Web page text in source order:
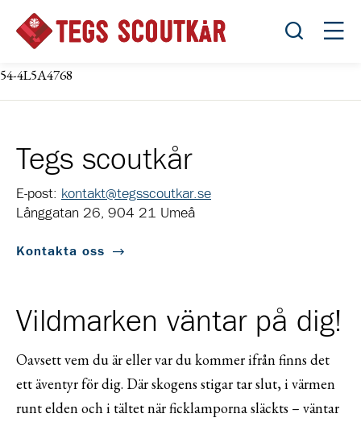
Öppna
54-4L5A4768
Tegs scoutkår
E-post: kontakt@tegsscoutkar.se
Långgatan 26, 904 21 Umeå
Kontakta oss
Vildmarken väntar på dig!
Oavsett vem du är eller var du kommer ifrån finns det
ett äventyr för dig. Där skogens stigar tar slut, i värmen
runt elden och i tältet när ficklamporna släckts – väntar